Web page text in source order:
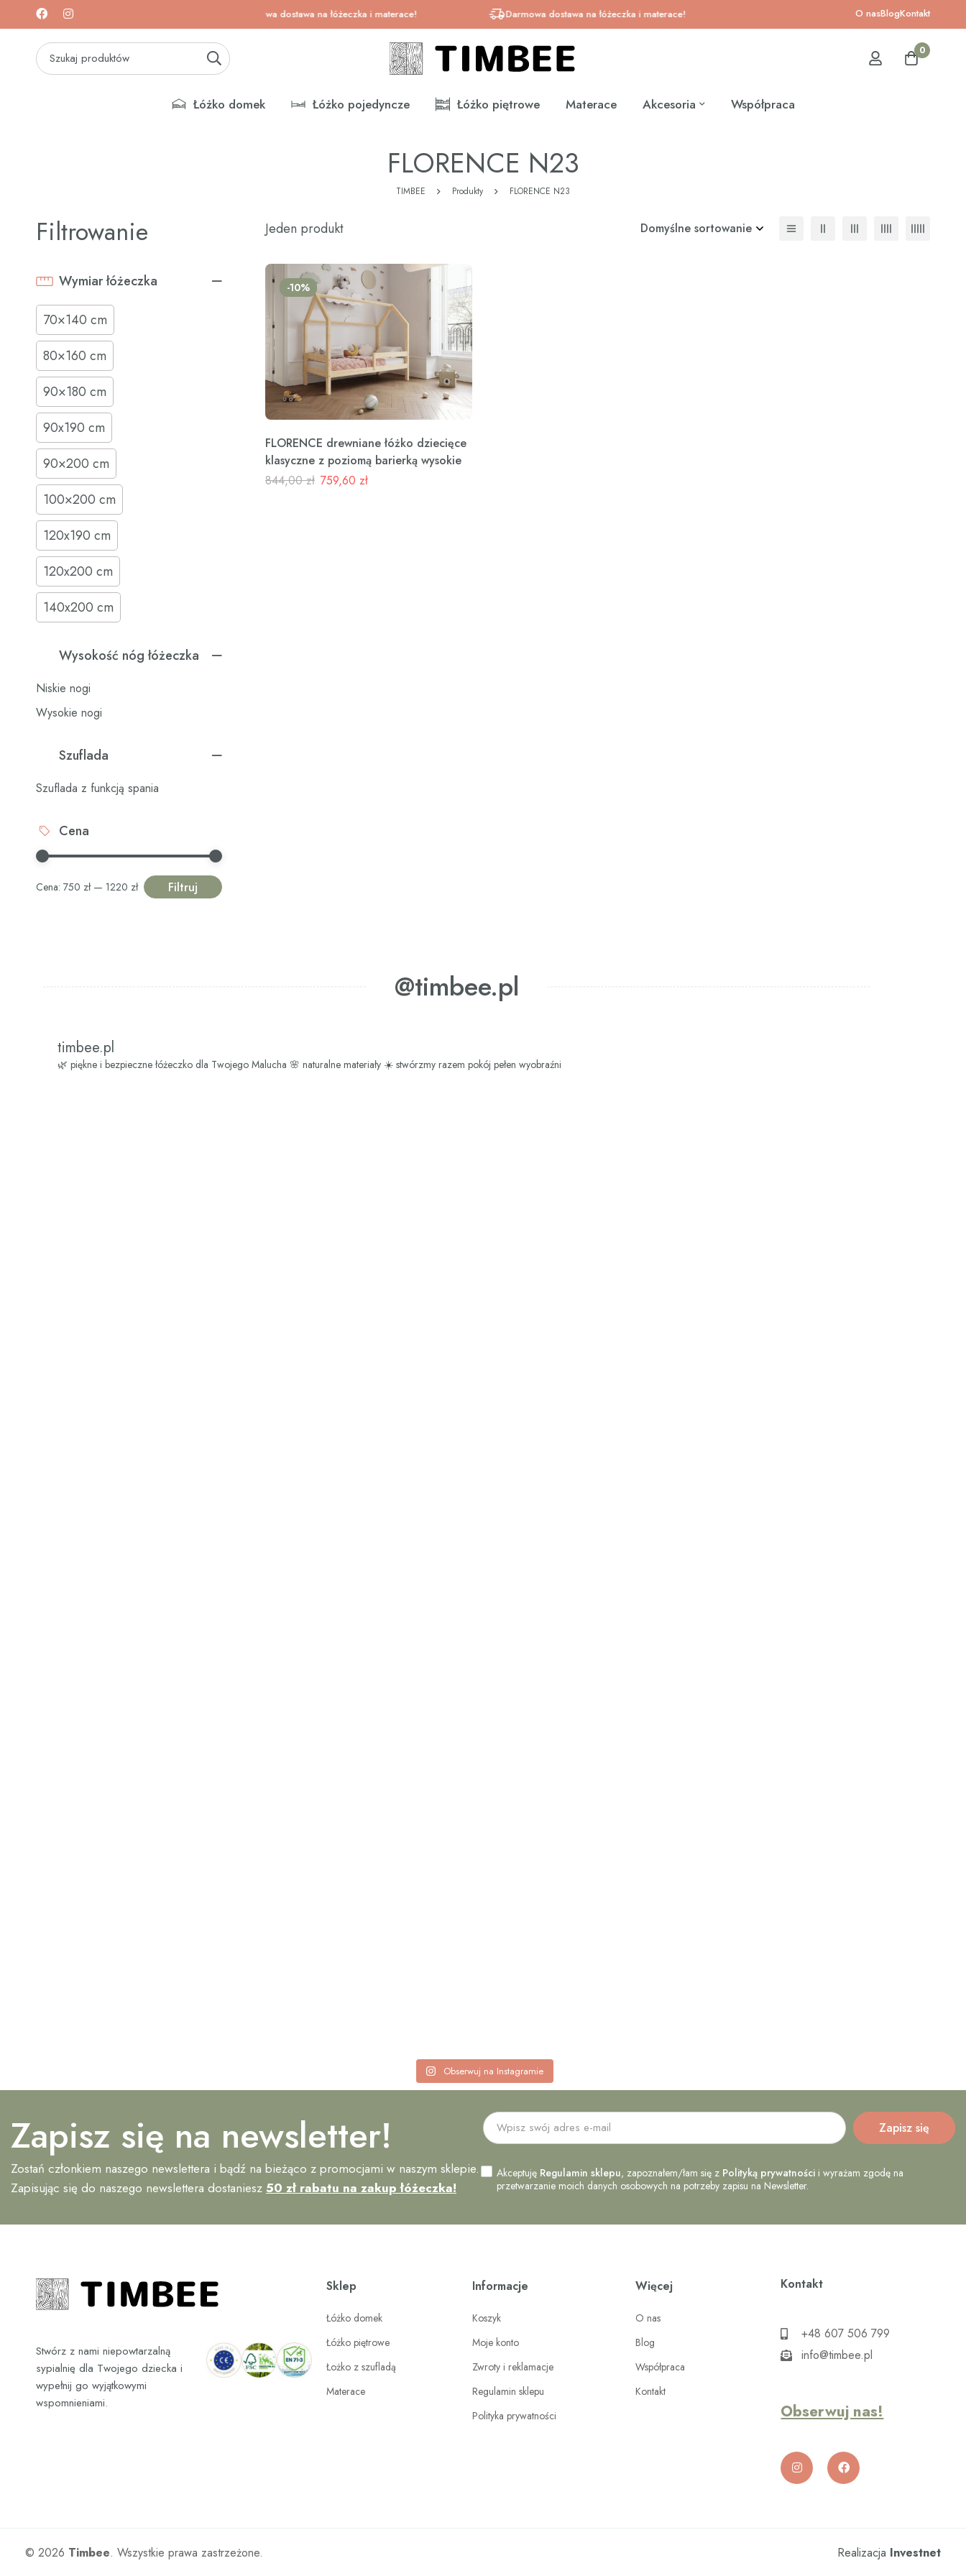
na łóżeczka i materace! Darmowa dostawa na łóżeczka i materace! Darmowa dostawa na łóżeczka i materace! O nasBlogKontakt
0
Łóżko domek Łóżko pojedyncze Łóżko piętrowe Materace Akcesoria Współpraca
FLORENCE N23
TIMBEE Produkty FLORENCE N23
Filtrowanie
Wymiar łóżeczka
70×140 cm
80×160 cm
90×180 cm
90x190 cm
90×200 cm
100×200 cm
120x190 cm
120x200 cm
140x200 cm
Wysokość nóg łóżeczka
Niskie nogi
Wysokie nogi
Szuflada
Szuflada z funkcją spania
Cena
Filtruj
Cena: 750 zł— 1220 zł
Jeden produkt Domyślne sortowanie
-10%
FLORENCE drewniane łóżko dziecięce
klasyczne z poziomą barierką wysokie
844,00zł 759,60 zł
@timbee.pl
timbee.pl
🌿 piękne i bezpieczne łóżeczko dla Twojego Malucha 🌸 naturalne materiały ☀️ stwórzmy razem pokój pełen wyobraźni
Obserwuj na Instagramie
Zapisz się na newsletter!
Zostań członkiem naszego newslettera i bądź na bieżąco z promocjami w naszym sklepie.
Zapisując się do naszego newslettera dostaniesz 50 zł rabatu na zakup łóżeczka!
Akceptuję Regulamin sklepu, zapoznałem/łam się z Polityką prywatnościi wyrażam zgodę na
przetwarzanie moich danych osobowych na potrzeby zapisu na Newsletter.
Stwórz z nami niepowtarzalną
sypialnię dla Twojego dziecka i
wypełnij go wyjątkowymi
wspomnieniami.
Sklep
Łóżko domek
Łóżko piętrowe
Łożko z szufladą
Materace
Informacje
Koszyk
Moje konto
Zwroty i reklamacje
Regulamin sklepu
Polityka prywatności
Więcej
O nas
Blog
Współpraca
Kontakt
Kontakt
+48 607 506 799
info@timbee.pl
Obserwuj nas!
© 2026 Timbee. Wszystkie prawa zastrzeżone. Realizacja Investnet